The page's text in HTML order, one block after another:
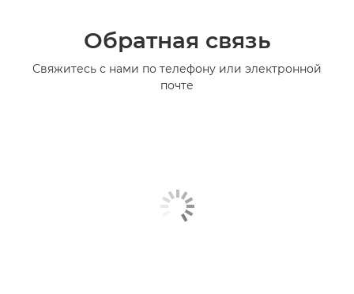
Обратная связь
Свяжитесь с нами по телефону или электронной
почте